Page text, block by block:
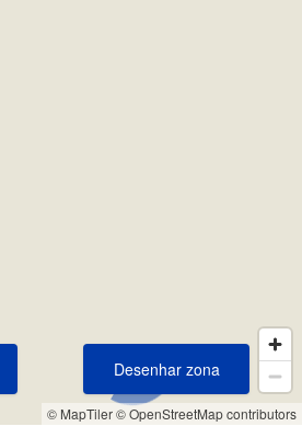
© MapTiler© OpenStreetMap contributors
Desenhar zona
Desenhar zona